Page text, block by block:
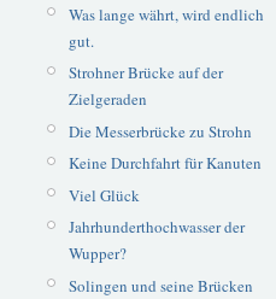
Was lange währt, wird endlich
gut.
Strohner Brücke auf der
Zielgeraden
Die Messerbrücke zu Strohn
Keine Durchfahrt für Kanuten
Viel Glück
Jahrhunderthochwasser der
Wupper?
Solingen und seine Brücken